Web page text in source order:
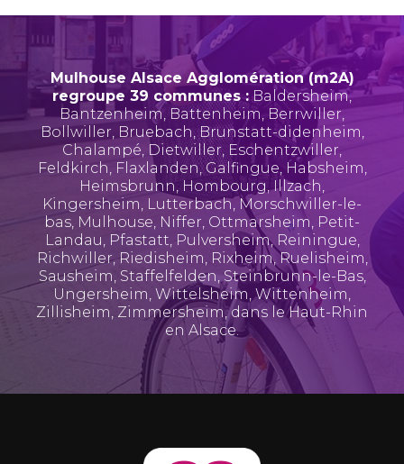
Mulhouse Alsace Agglomération (m2A)
regroupe 39 communes : Baldersheim,
Bantzenheim, Battenheim, Berrwiller,
Bollwiller, Bruebach,Brunstatt-didenheim,
Chalampé, Dietwiller, Eschentzwiller,
Feldkirch, Flaxlanden,Galfingue, Habsheim,
Heimsbrunn, Hombourg,Illzach,
Kingersheim, Lutterbach, Morschwiller-le-
bas, Mulhouse, Niffer, Ottmarsheim, Petit-
Landau, Pfastatt, Pulversheim, Reiningue,
Richwiller, Riedisheim, Rixheim,Ruelisheim,
Sausheim, Staffelfelden, Steinbrunn-le-Bas,
Ungersheim, Wittelsheim,Wittenheim,
Zillisheim, Zimmersheim, dans le Haut-Rhin
en Alsace.